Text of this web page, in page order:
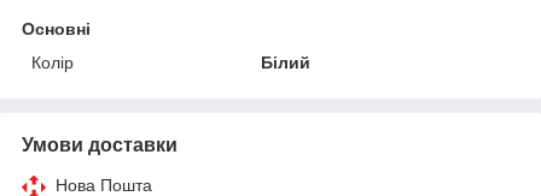
Основні
Колір
Білий
Умови доставки
Нова Пошта